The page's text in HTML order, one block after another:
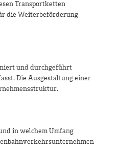
Transportketten
die Weiterbeförderung
und durchgeführt
Die Ausgestaltung einer
in welchem Umfang